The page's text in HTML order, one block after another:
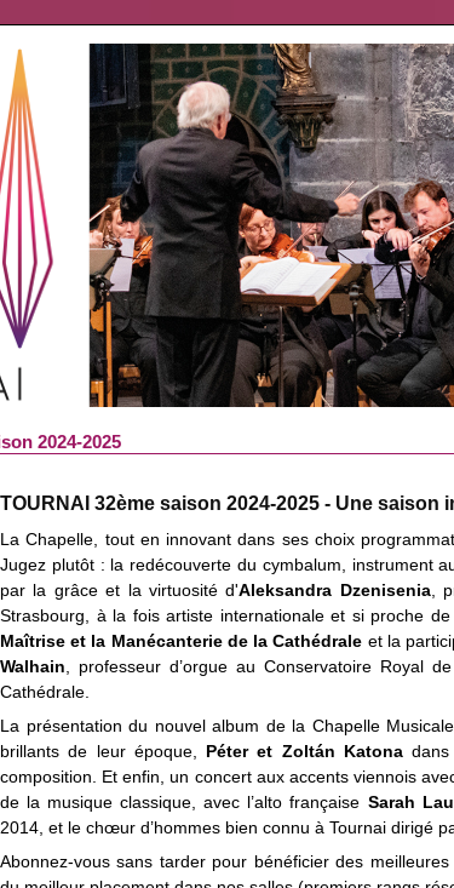
2024-2025
TOURNAI 32ème saison 2024-2025 - Une saison
La Chapelle, tout en innovant dans ses choix
Jugez plutôt : la redécouverte du cymbalum, instrument
par la grâce et la virtuosité d'Aleksandra Dzenisenia,
Strasbourg, à la fois artiste internationale et si proche
Maîtrise et la Manécanterie de la Cathédrale et la
Walhain , professeur d’orgue au Conservatoire Royal
Cathédrale.
La présentation du nouvel album de la Chapelle
brillants de leur époque, Péter et Zoltán Katonadans
composition. Et enfin, un concert aux accents viennois
de la musique classique, avec l’alto française Sarah
2014, et le chœur d’hommes bien connu à Tournai dirigé
Abonnez-vous sans tarder pour bénéficier des